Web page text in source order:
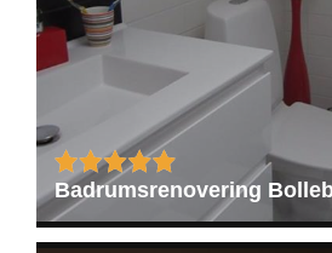
Badrumsrenovering